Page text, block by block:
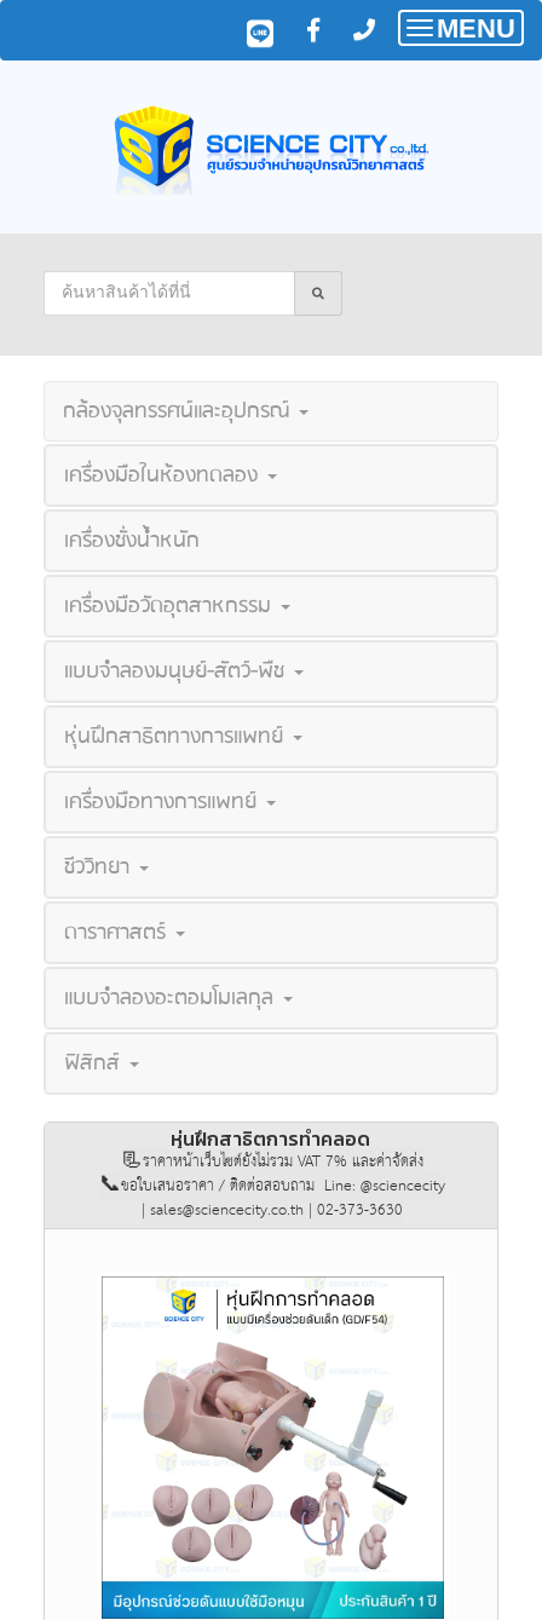
Toggle
MENU
กล้องจุลทรรศน์และอุปกรณ์
เครื่องมือในห้องทดลอง
เครื่องชั่งน้ำหนัก
เครื่องมือวัดอุตสาหกรรม
แบบจำลองมนุษย์-สัตว์-พืช
หุ่นฝึกสาธิตทางการแพทย์
เครื่องมือทางการแพทย์
ชีววิทยา
ดาราศาสตร์
แบบจำลองอะตอมโมเลกุล
ฟิสิกส์
หุ่นฝึกสาธิตการทำคลอด
📃ราคาหน้าเว็บไซต์ยังไม่รวม VAT 7% และค่าจัดส่ง
📞ขอใบเสนอราคา / ติดต่อสอบถาม Line: @sciencecity
| sales@sciencecity.co.th | 02-373-3630